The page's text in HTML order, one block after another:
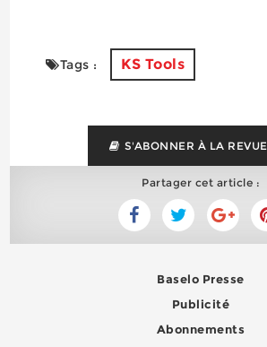
Tags : KS Tools
S'ABONNER À LA REVUE
Partager cet article :
Baselo Presse
Publicité
Abonnements